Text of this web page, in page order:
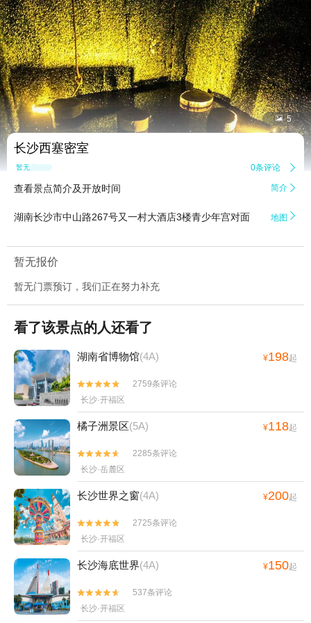
 5
长沙西塞密室
暂无点评 0条评论 
查看景点简介及开放时间 简介 
湖南长沙市中山路267号又一村大酒店3楼青少年宫对面 地图 
暂无报价
暂无门票预订，我们正在努力补充
看了该景点的人还看了
湖南省博物馆(4A) ¥198起


2759条评论
长沙·开福区
橘子洲景区(5A) ¥118起


2285条评论
长沙·岳麓区
长沙世界之窗(4A) ¥200起


2725条评论
长沙·开福区
长沙海底世界(4A) ¥150起


537条评论
长沙·开福区
